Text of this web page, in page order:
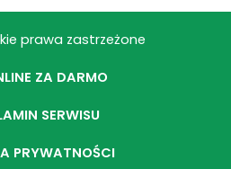
prawa zastrzeżone
ZA DARMO
SERWISU
PRYWATNOŚCI